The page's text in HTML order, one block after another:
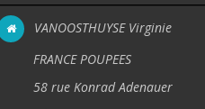
VANOOSTHUYSE Virginie
FRANCE POUPEES
58 rue Konrad Adenauer